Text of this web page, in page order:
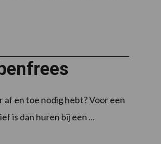
af en toe nodig hebt? Voor een
is dan huren bij een ...